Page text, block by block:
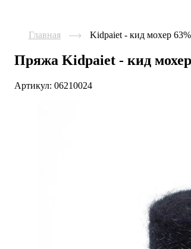
Главная Kidpaiet - кид мохер
Пряжа Kidpaiet - кид
Артикул: 06210024